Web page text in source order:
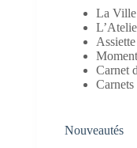
La Ville
Carnet
Nouveautés